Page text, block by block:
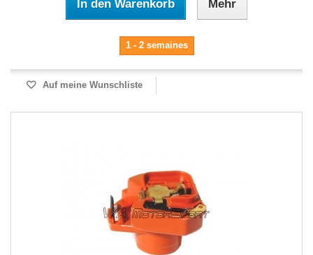
In den Warenkorb Mehr
1 - 2 semaines
Auf meine Wunschliste